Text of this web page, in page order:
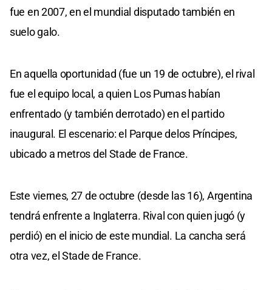
fue en 2007, en el mundial disputado también en
suelo galo.
En aquella oportunidad (fue un 19 de octubre), el rival
fue el equipo local, a quien Los Pumas habían
enfrentado (y también derrotado) en el partido
inaugural. El escenario: el Parque delos Príncipes,
ubicado a metros del Stade de France.
Este viernes, 27 de octubre (desde las 16), Argentina
tendrá enfrente a Inglaterra. Rival con quien jugó (y
perdió) en el inicio de este mundial. La cancha será
otra vez, el Stade de France.